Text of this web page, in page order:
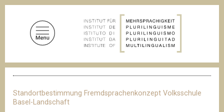
D
a
d
Standortbestimmung Fremdsprachenkonzept Volksschule
Basel-Landschaft